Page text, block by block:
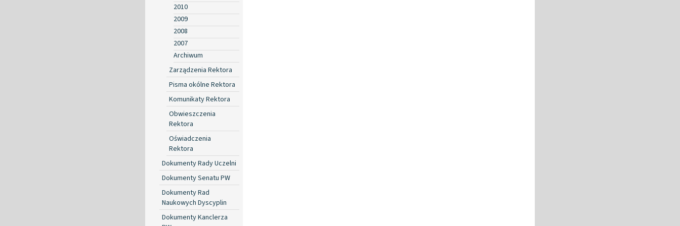
2010
2009
2008
2007
Archiwum
Zarządzenia Rektora
Pisma okólne Rektora
Komunikaty Rektora
Obwieszczenia
Rektora
Oświadczenia
Rektora
Dokumenty Rady Uczelni
Dokumenty Senatu PW
Dokumenty Rad
Naukowych Dyscyplin
Dokumenty Kanclerza